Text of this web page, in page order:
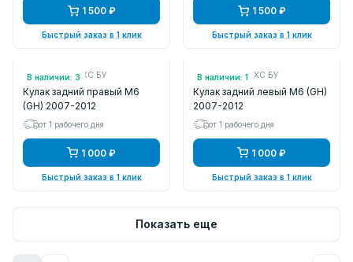
1 500 ₽
Быстрый заказ в 1 клик
1 500 ₽
Быстрый заказ в 1 клик
В наличии: 3
Арт.: GS1D2611XC БУ
Кулак задний правый M6
(GH) 2007-2012
от 1 рабочего дня
1 000 ₽
Быстрый заказ в 1 клик
В наличии: 1
Арт.: GS1D2612XC БУ
Кулак задний левый M6 (GH)
2007-2012
от 1 рабочего дня
1 000 ₽
Быстрый заказ в 1 клик
Показать еще